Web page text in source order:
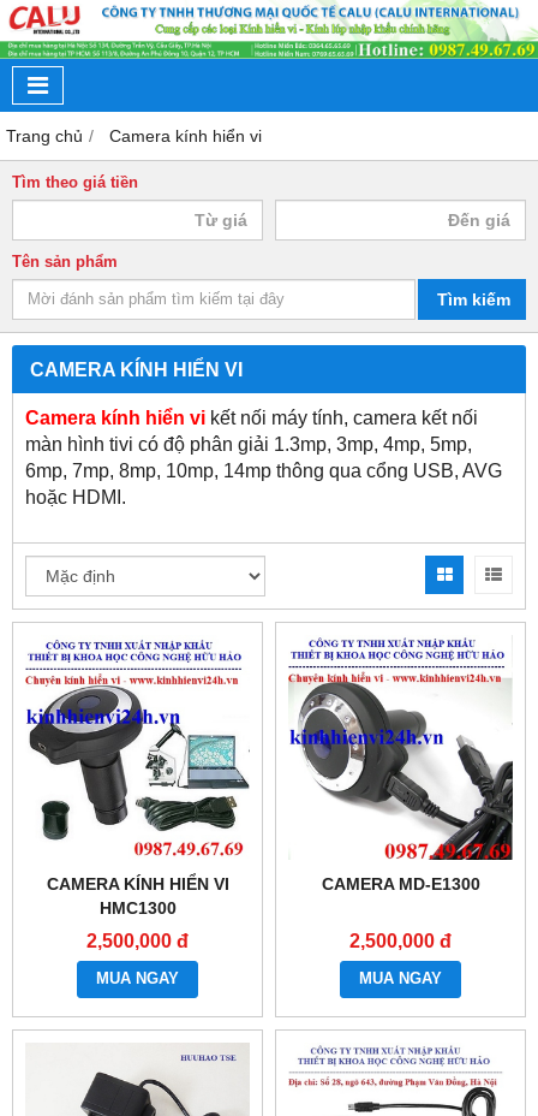
Trang chủ Camera kính hiển vi
Tìm theo giá tiền
Tên sản phẩm
Tìm kiếm
CAMERA KÍNH HIỂN VI
Camera kính hiển vi kết nối máy tính, camera kết nối
màn hình tivi có độ phân giải 1.3mp, 3mp, 4mp, 5mp,
6mp, 7mp, 8mp, 10mp, 14mp thông qua cổng USB, AVG
hoặc HDMI.
CAMERA KÍNH HIỂN VI
HMC1300
2,500,000 đ
MUA NGAY
CAMERA MD-E1300
2,500,000 đ
MUA NGAY